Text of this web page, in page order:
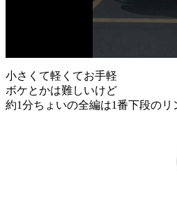
小さくて軽くてお手軽
ボケとかは難しいけど
約1分ちょいの全編は1番下段のリ